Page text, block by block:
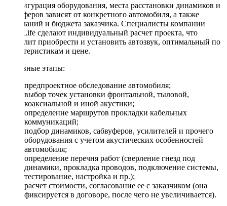
Конфигурация оборудования, места расстановки динамиков и
сабвуферов зависят от конкретного автомобиля, а также
пожеланий и бюджета заказчика. Специалисты компании
DriveLife сделают индивидуальный расчет проекта, что
позволит приобрести и установить автозвук, оптимальный по
характеристикам и цене.
Основные этапы:
предпроектное обследование автомобиля;
выбор точек установки фронтальной, тыловой,
коаксиальной и иной акустики;
определение маршрутов прокладки кабельных
коммуникаций;
подбор динамиков, сабвуферов, усилителей и прочего
оборудования с учетом акустических особенностей
автомобиля;
определение перечня работ (сверление гнезд под
динамики, прокладка проводов, подключение системы,
тестирование, настройка и пр.);
расчет стоимости, согласование ее с заказчиком (она
фиксируется в договоре, после чего не увеличивается).